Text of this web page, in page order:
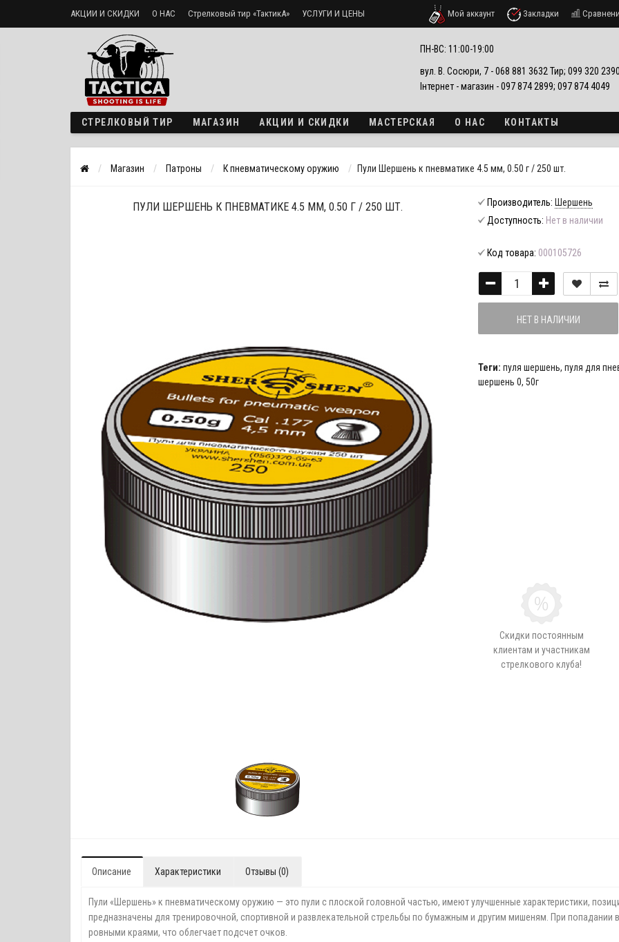
АКЦИИ И СКИДКИ О НАС Стрелковый тир «ТактикА» УСЛУГИ И ЦЕНЫ
Доставка и оплата
Мой аккаунт Закладки
ПН-ВС: 11:00-19:00
вул. В. Сосюри, 7 - 068 881 3632 Тир; 099 320
Інтернет - магазин - 097 874 2899; 097 874 4049
СТРЕЛКОВЫЙ ТИР МАГАЗИН АКЦИИ И СКИДКИ МАСТЕРСКАЯ О НАС КОНТАКТЫ
Магазин Патроны К пневматическому оружию Пули Шершень к пневматике 4.5 мм, 0.50 г / 250 шт.
ПУЛИ ШЕРШЕНЬ К ПНЕВМАТИКЕ 4.5 ММ, 0.50 Г / 250 ШТ. Производитель: Шершень
Доступность: Нет в наличии
Код товара: 000105726
НЕТ В НАЛИЧИИ
Теги: пуля шершень, пуля для
шершень 0, 50г
Скидки постоянным
клиентам и участникам
стрелкового клуба!
Описание Характеристики Отзывы (0)
Пули «Шершень» к пневматическому оружию — это пули с плоской головной частью, имеют улучшенные характеристики,
предназначены для тренировочной, спортивной и развлекательной стрельбы по бумажным и другим мишеням. При попадании
ровными краями, что облегчает подсчет очков.